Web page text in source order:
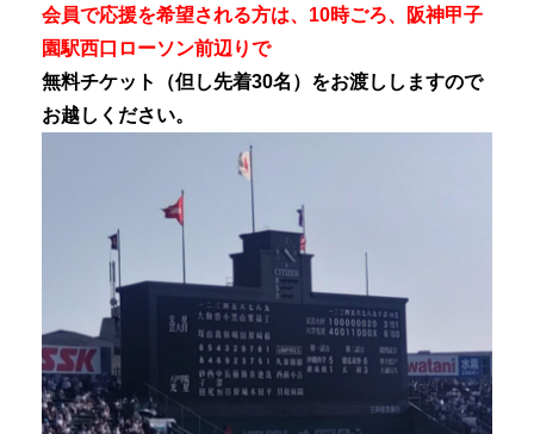
会員で応援を希望される方は、10時ごろ、阪神甲子
園駅西口ローソン前辺りで
無料チケット（但し先着30名）をお渡ししますので
お越しください。